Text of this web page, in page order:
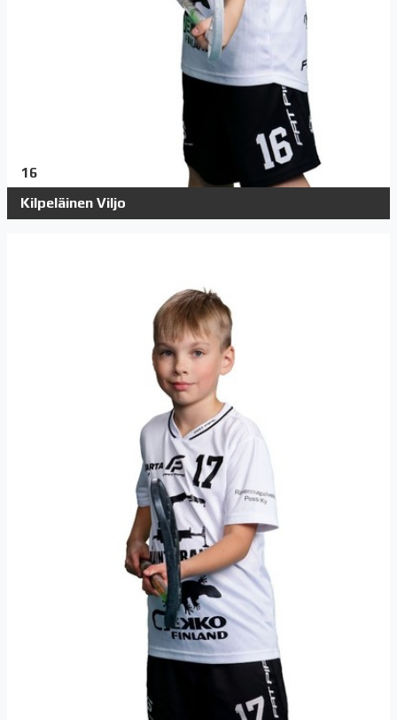
16
Kilpeläinen Viljo